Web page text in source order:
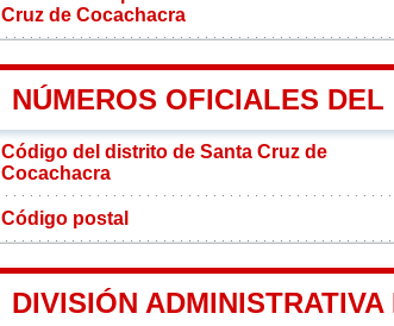
Cruz de Cocachacra
NÚMEROS OFICIALES
Código del distrito de Santa Cruz de
Cocachacra
Código postal
DIVISIÓN